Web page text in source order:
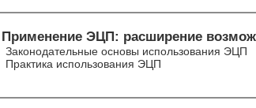
Применение ЭЦП: расширение
Законодательные основы использования ЭЦП
Практика использования ЭЦП